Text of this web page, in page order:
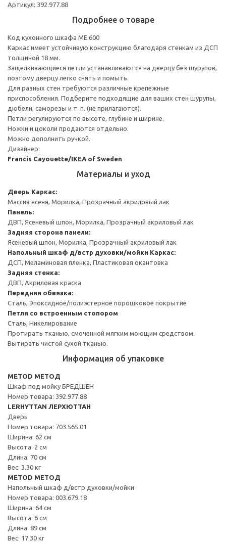
Артикул: 392.977.88
Подробнее о товаре
Код кухонного шкафа ME 600
Каркас имеет устойчивую конструкцию благодаря стенкам из ДСП
толщиной 18 мм.
Защелкивающиеся петли устанавливаются на дверцу без шурупов,
поэтому дверцу легко снять и помыть.
Для разных стен требуются различные крепежные
приспособления. Подберите подходящие для ваших стен шурупы,
дюбели, саморезы и т. п. (не прилагаются).
Петли регулируются по высоте, глубине и ширине.
Ножки и цоколи продаются отдельно.
Можно дополнить ручкой.
Дизайнер:
Francis Cayouette/IKEA of Sweden
Материалы и уход
Дверь Каркас:
Массив ясеня, Морилка, Прозрачный акриловый лак
Панель:
ДВП, Ясеневый шпон, Морилка, Прозрачный акриловый лак
Задняя сторона панели:
Ясеневый шпон, Морилка, Прозрачный акриловый лак
Напольный шкаф д/встр духовки/мойки Каркас:
ДСП, Меламиновая пленка, Пластиковая окантовка
Задняя стенка:
ДВП, Акриловая краска
Передняя обвязка:
Сталь, Эпоксидное/полиэстерное порошковое покрытие
Петля со встроенным стопором
Сталь, Никелирование
Протирать тканью, смоченной мягким моющим средством.
Вытирать чистой сухой тканью.
Информация об упаковке
METOD МЕТОД
Шкаф под мойку БРЕДШЁН
Номер товара: 392.977.88
LERHYTTAN ЛЕРХЮТТАН
Дверь
Номер товара: 703.565.01
Ширина: 62 см
Высота: 2 см
Длина: 70 см
Вес: 3.30 кг
METOD МЕТОД
Напольный шкаф д/встр духовки/мойки
Номер товара: 003.679.18
Ширина: 64 см
Высота: 6 см
Длина: 89 см
Вес: 17.30 кг